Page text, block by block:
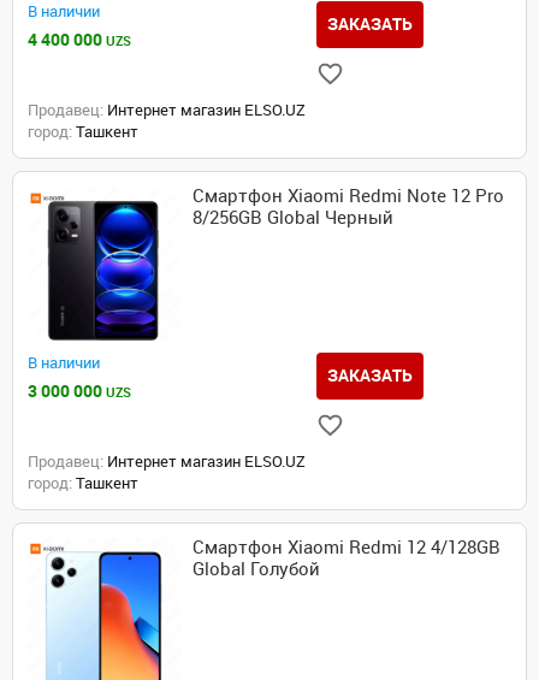
В наличии
4 400 000 UZS
ЗАКАЗАТЬ
Продавец: Интернет магазин ELSO.UZ
город: Ташкент
Смартфон Xiaomi Redmi Note 12 Pro
8/256GB Global Черный
В наличии
3 000 000 UZS
ЗАКАЗАТЬ
Продавец: Интернет магазин ELSO.UZ
город: Ташкент
Смартфон Xiaomi Redmi 12 4/128GB
Global Голубой